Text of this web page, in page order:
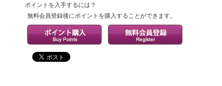
ポイントを入手するには？
無料会員登録後にポイントを購入することができます。